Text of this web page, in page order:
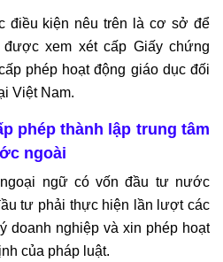
điều kiện nêu trên là cơ sở để
xem xét cấp Giấy chứng
phép hoạt động giáo dục đối
Việt Nam.
phép thành lập trung tâm
ngoài
ngữ có vốn đầu tư nước
tư phải thực hiện lần lượt các
doanh nghiệp và xin phép hoạt
của pháp luật.